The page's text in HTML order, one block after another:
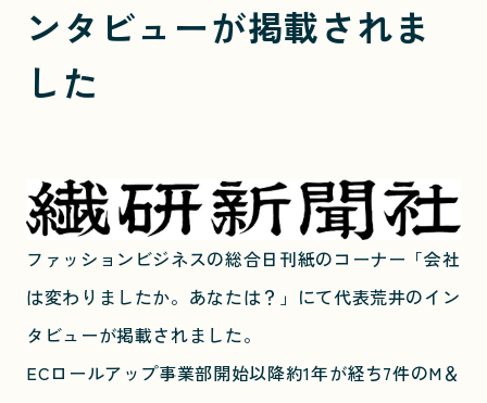
ンタビューが掲載されま
した
ファッションビジネスの総合日刊紙のコーナー「会社
は変わりましたか。あなたは？」にて代表荒井のイン
タビューが掲載されました。
ECロールアップ事業部開始以降約1年が経ち7件のM＆